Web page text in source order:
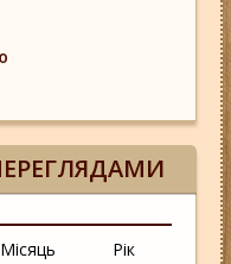
Місяць Рік